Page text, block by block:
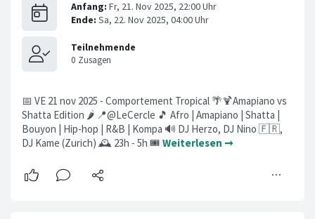
📅 VE 21 nov 2025 - Comportement Tropical 🌴🍹Amapiano vs
Shatta Edition 🌶️ 📍@LeCercle 🎵 Afro | Amapiano | Shatta |
Bouyon | Hip-hop | R&B | Kompa 🔊 DJ Herzo, DJ Nino 🇫🇷,
DJ Kame (Zurich) 🕰️ 23h - 5h 🎟️ Weiterlesen ➞